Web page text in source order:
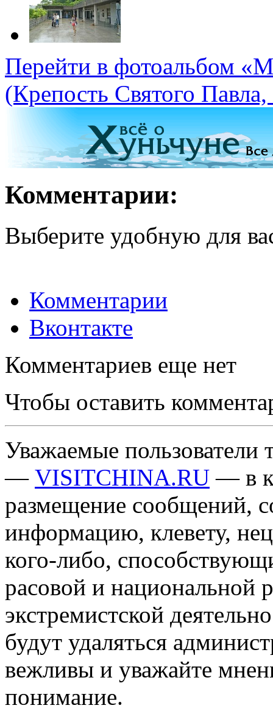
Перейти в фотоальбом
(Крепость Святого
Комментарии:
Выберите удобную для
Комментарии
Вконтакте
Комментариев еще нет
Чтобы оставить
Уважаемые пользователи
— VISITCHINA.RU — в
размещение сообщений,
информацию, клевету,
кого-либо,
расовой и национальной
экстремистской
будут удаляться
вежливы и уважайте
понимание.